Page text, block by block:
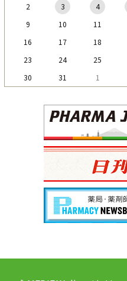
2
3 4
9
10 11
16
17 18
23
24 25
30
31 1